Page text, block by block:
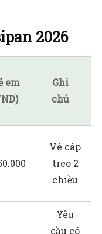
2026
em
Ghi
chú
Vé cáp
treo 2
chiều
Yêu
cầu có